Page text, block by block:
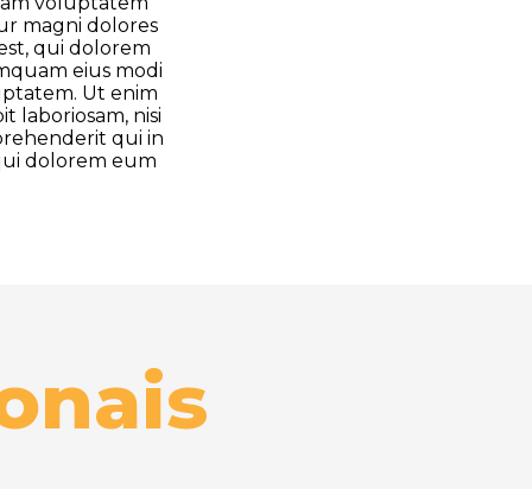
magni dolores
qui dolorem
eius modi
Ut enim
laboriosam, nisi
qui in
dolorem eum